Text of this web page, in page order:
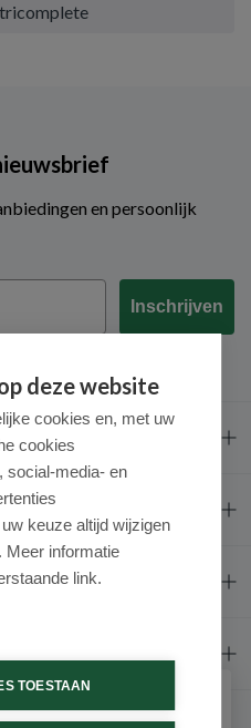
en persoonlijk
Inschrijven
deze website
cookies en, met uw
cookies
social-media- en
keuze altijd wijzigen
Meer informatie
link.
TOESTAAN
nieuwsbrief